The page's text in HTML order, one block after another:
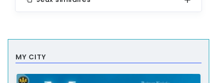
MY CITY